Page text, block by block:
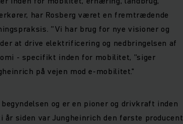
har Rosberg været en fremtrædende
”Vi har brug for nye visioner og
at drive elektrificering og nedbringelsen af
- specifikt inden for mobilitet, ”siger
på vejen mod e-mobilitet."
og er en pioner og drivkraft inden
siden var Jungheinrich den første producent